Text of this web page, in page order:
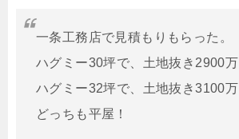
一条工務店で見積もりもらった。
ハグミー30坪で、土地抜き2900万
ハグミー32坪で、土地抜き3100万
どっちも平屋！